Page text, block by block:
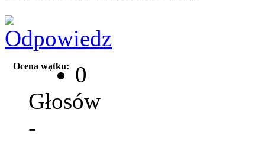
Ocena wątku:
0
Głosów
-